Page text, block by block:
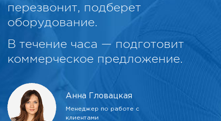
перезвонит, подберет
оборудование.
В течение часа — подготовит
коммерческое предложение.
Анна Гловацкая
Менеджер по работе с
клиентами